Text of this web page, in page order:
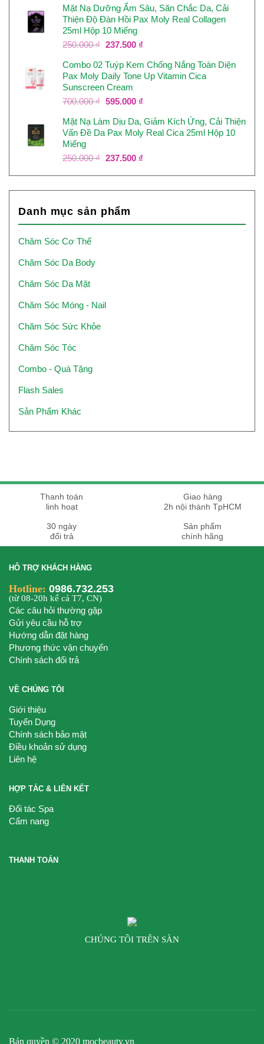
là:
350.000 ₫.
tại
là:
Mặt Nạ Dưỡng Ẩm Sâu, Săn Chắc Da, Cải
Thiện Độ Đàn Hồi Pax Moly Real Collagen
25ml Hộp 10 Miếng
250.000₫ Giá
là:
250.000 ₫.
237.500 ₫Giá
tại
là:
Combo 02 Tuýp Kem Chống Nắng Toàn Diện
Pax Moly Daily Tone Up Vitamin Cica
Sunscreen Cream
700.000₫ Giá
là:
700.000 ₫.
595.000 ₫Giá
tại
là:
Mặt Nạ Làm Dịu Da, Giảm Kích Ứng, Cải Thiện
Vấn Đề Da Pax Moly Real Cica 25ml Hộp 10
Miếng
250.000₫ Giá
250.000 ₫.
237.500 ₫Giá
là:
Danh mục sản phẩm
Chăm Sóc Cơ Thể
Chăm Sóc Da Body
Chăm Sóc Da Mặt
Chăm Sóc Móng - Nail
Chăm Sóc Sức Khỏe
Chăm Sóc Tóc
Combo - Quà Tặng
Flash Sales
Sản Phẩm Khác
Thanh toán
linh hoạt
Giao hàng
2h nội thành TpHCM
30 ngày
đổi trả
Sản phẩm
chính hãng
HỖ TRỢ KHÁCH HÀNG
Hotline: 0986.732.253
(từ 08-20h kể cả T7, CN)
Các câu hỏi thường gặp
Gửi yêu cầu hỗ trợ
Hướng dẫn đặt hàng
Phương thức vận chuyển
Chính sách đổi trả
VỀ CHÚNG TÔI
Giới thiệu
Tuyển Dụng
Chính sách bảo mật
Điều khoản sử dụng
Liên hệ
HỢP TÁC & LIÊN KẾT
Đối tác Spa
Cẩm nang
THANH TOÁN
CHÚNG TÔI TRÊN SÀN
Bản quyền © 2020 mocbeauty.vn